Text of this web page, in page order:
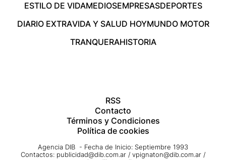
ESTILO DE VIDAMEDIOSEMPRESASDEPORTES
DIARIO EXTRAVIDA Y SALUD HOYMUNDO MOTOR
TRANQUERAHISTORIA
RSS
Contacto
Términos y Condiciones
Política de cookies
Agencia DIB - Fecha de Inicio: Septiembre 1993
Contactos: publicidad@dib.com.ar / vpignaton@dib.com.ar /